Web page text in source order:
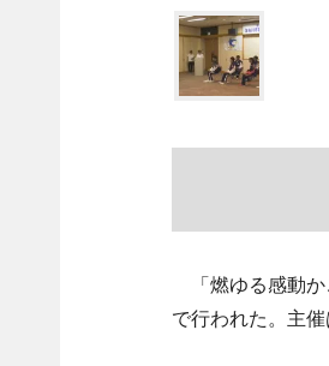
「燃ゆる感動か
で行われた。主